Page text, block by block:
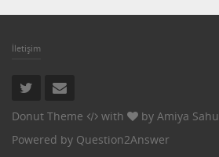
İletişim
Donut Theme with by Amiya Sahu
Powered by Question2Answer